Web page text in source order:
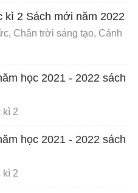
kì 2 Sách mới năm 2022
Chân trời sáng tạo, Cánh
học 2021 - 2022 sách
kì 2
học 2021 - 2022 sách
kì 2